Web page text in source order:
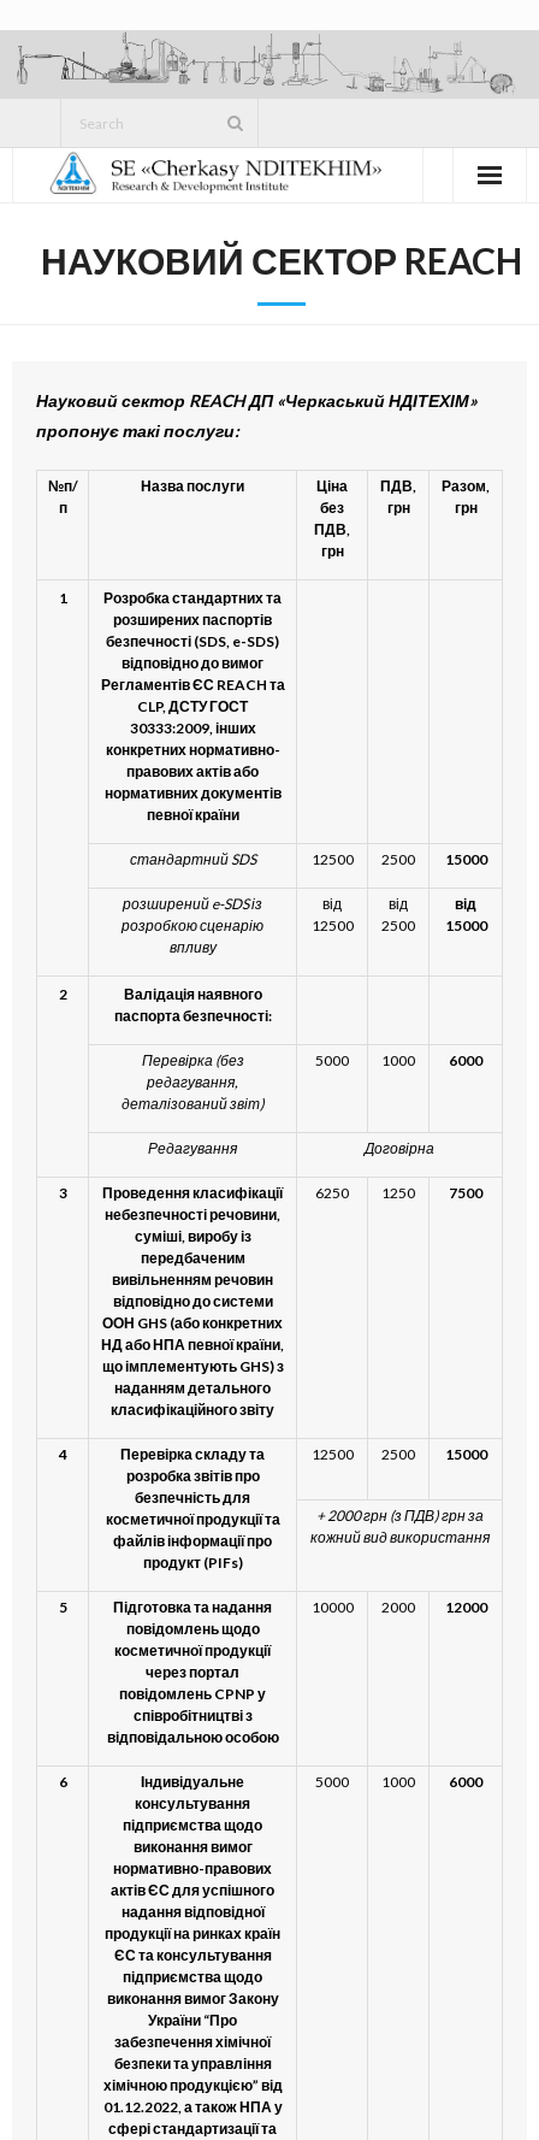
Skip
НАУКОВИЙ СЕКТОР REACH
Науковий сектор REACHДП «Черкаський НДІТЕХІМ»
пропонує такі послуги:
№п/
п
Назва послуги
Ціна
без
ПДВ,
грн
ПДВ,
грн
Разом,
грн
1
Розробка стандартних та
розширених паспортів
безпечності (SDS, e-SDS)
відповідно до вимог
Регламентів ЄС REACH та
CLP, ДСТУ ГОСТ
30333:2009, інших
конкретних нормативно-
правових актів або
нормативних документів
певної країни
стандартнийSDS 12500 2500 15000
розширений e-SDS із
розробкою сценарію
впливу
від
12500
від
2500
від
15000
2
Валідація наявного
паспорта безпечності:
Перевірка (без
редагування,
деталізований звіт)
5000 1000 6000
Редагування Договірна
3
Проведення класифікації
небезпечності речовини,
суміші, виробу із
передбаченим
вивільненням речовин
відповідно до системи
ООН GHS (або конкретних
НД або НПА певної країни,
що імплементують GHS)з
наданням детального
класифікаційного звіту
6250 1250 7500
4
Перевірка складу та
розробка звітів про
безпечність для
косметичної продукції та
файлів інформації про
продукт (PIFs)
12500 2500 15000
+ 2000 грн (з ПДВ) грн за
кожний видвикористання
5
Підготовка та надання
повідомлень щодо
косметичної продукції
через портал
повідомлень CPNP у
співробітництві з
відповідальною особою
10000 2000 12000
6
Індивідуальне
консультування
підприємства щодо
виконання вимог
нормативно-правових
актів ЄС для успішного
надання відповідної
продукції на ринках країн
ЄС та консультування
підприємства щодо
виконання вимог Закону
України “Про
забезпечення хімічної
безпеки та управління
хімічною продукцією” від
01.12.2022, а також НПА у
сфері стандартизації та
5000 1000 6000